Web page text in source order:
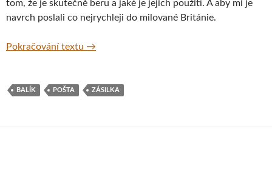
tom, že je skutečně beru a jaké je jejich použití. A aby mi je
navrch poslali co nejrychleji do milované Británie.
Pokračování textu Bez léků v Londýně aneb Nejrychlejší pošta
→
BALÍK POŠTA ZÁSILKA